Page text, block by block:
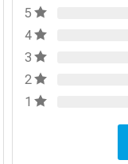
5
4
3
2
1